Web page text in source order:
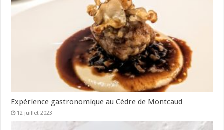
Expérience gastronomique au Cèdre de Montcaud
12 juillet 2023